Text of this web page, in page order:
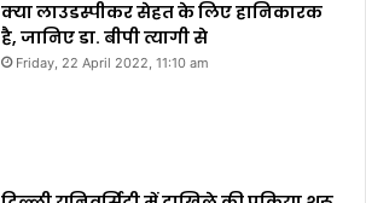
क्या लाउडस्पीकर सेहत के लिए हानिकारक
है, जानिए डा. बीपी त्यागी से
Friday, 22 April 2022, 11:10 am